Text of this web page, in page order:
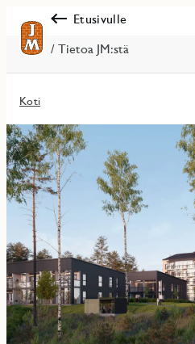
Etusivulle
/ Tietoa JM:stä
Koti